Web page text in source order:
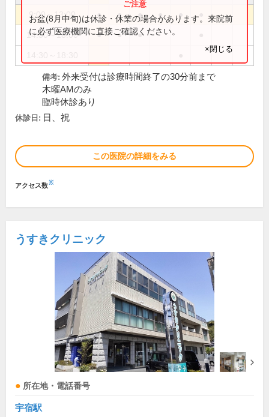
9:00～13:00 ● ● ● ● ●
14:30～18:00 ● ● ●
お盆(8月中旬)は休診・休業の場合があります。来院前
に必ず医療機関に直接ご確認ください。
×閉じる
備考: 外来受付は診療時間終了の30分前まで
木曜AMのみ
臨時休診あり
休診日: 日、祝
この医院の詳細をみる
アクセス数※
うすきクリニック
所在地・電話番号
宇宿駅